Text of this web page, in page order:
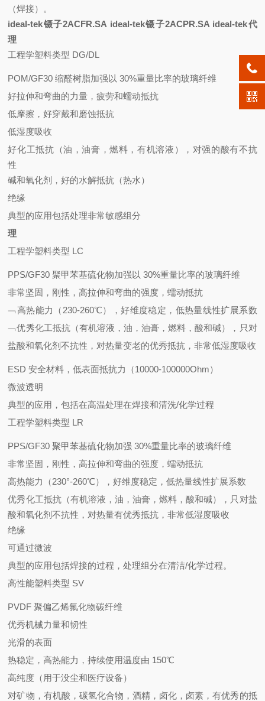
（焊接）。
ideal-tek镊子2ACFR.SA ideal-tek镊子2ACPR.SA ideal-tek代
理
工程学塑料类型 DG/DL
POM/GF30 缩醛树脂加强以 30%重量比率的玻璃纤维
好拉伸和弯曲的力量，疲劳和蠕动抵抗
低摩擦，好穿戴和磨蚀抵抗
低湿度吸收
好化工抵抗（油，油膏，燃料，有机溶液），对强的酸有不抗
性
碱和氧化剂，好的水解抵抗（热水）
绝缘
典型的应用包括处理非常敏感组分
理
工程学塑料类型 LC
PPS/GF30聚甲苯基硫化物加强以 30%重量比率的玻璃纤维
非常坚固，刚性，高拉伸和弯曲的强度，蠕动抵抗
﹁高热能力（ 230-260℃），好维度稳定，低热量线性扩展系数
﹁优秀化工抵抗（有机溶液，油，油膏，燃料，酸和碱），只对
盐酸和氧化剂不抗性，对热量变老的优秀抵抗，非常低湿度吸收
ESD安全材料，低表面抵抗力（10000-100000Ohm）
微波透明
典型的应用，包括在高温处理在焊接和清洗/化学过程
工程学塑料类型 LR
PPS/GF30聚甲苯基硫化物加强 30%重量比率的玻璃纤维
非常坚固，刚性，高拉伸和弯曲的强度，蠕动抵抗
高热能力（230°-260℃），好维度稳定，低热量线性扩展系数
优秀化工抵抗（有机溶液，油，油膏，燃料，酸和碱），只对盐
酸和氧化剂不抗性，对热量有优秀抵抗，非常低湿度吸收
绝缘
可通过微波
典型的应用包括焊接的过程，处理组分在清洁/化学过程。
高性能塑料类型 SV
PVDF聚偏乙烯氟化物碳纤维
优秀机械力量和韧性
光滑的表面
热稳定，高热能力，持续使用温度由 150℃
高纯度（用于没尘和医疗设备）
对矿物，有机酸，碳氢化合物，酒精，卤化，卤素，有优秀的抵